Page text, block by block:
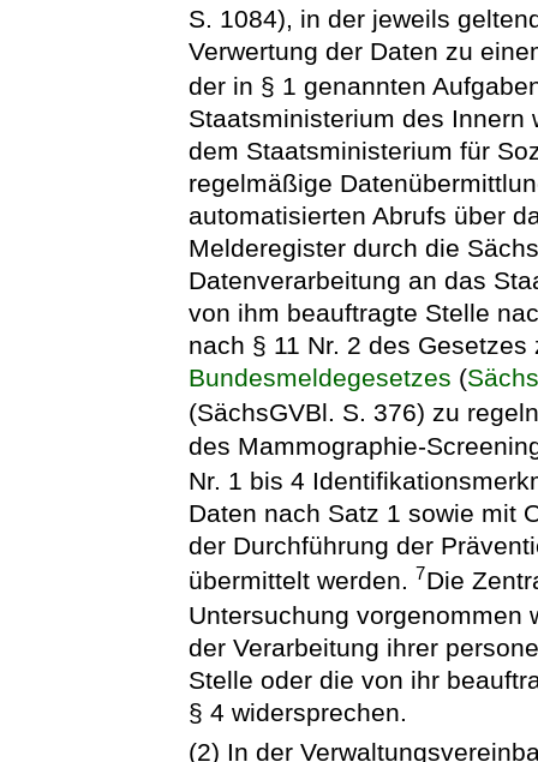
S. 1084), in der jeweils
Verwertung der Daten zu
der in § 1 genannten
Staatsministerium des Innern
dem Staatsministerium für
regelmäßige
automatisierten Abrufs über
Melderegister durch die
Datenverarbeitung an das
von ihm beauftragte Stelle
nach § 11 Nr. 2 des
Bundesmeldegesetzes (
(SächsGVBl. S. 376) zu
des Mammographie-
Nr. 1 bis 4
Daten nach Satz 1 sowie mit
der Durchführung der
übermittelt werden. 7Die
Untersuchung vorgenommen
der Verarbeitung ihrer
Stelle oder die von ihr
§ 4 widersprechen.
(2) In der